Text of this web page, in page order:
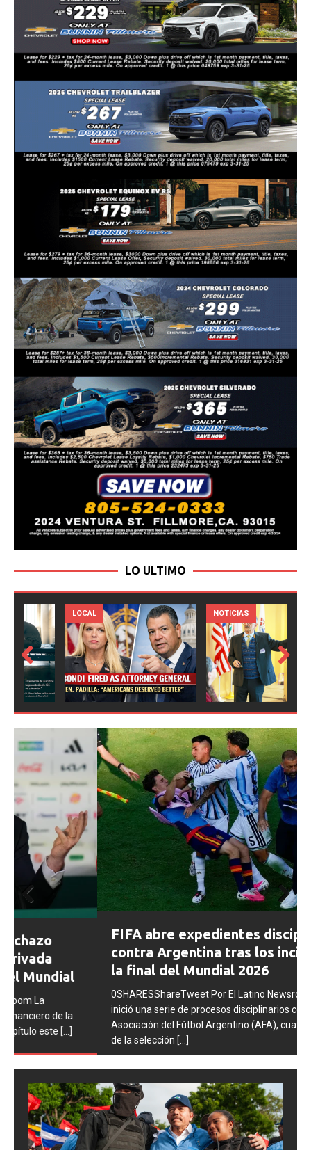
LO ULTIMO
LOCAL NOTICIAS
Prev
ious
Next
FIFA abre expedientes disciplinarios
contra Argentina tras los incidentes en
la final del Mundial 2026
0SHARESShareTweet Por El Latino Newsroom La FIFA
inició una serie de procesos disciplinarios contra la
Asociación del Fútbol Argentino (AFA), cuatro integrantes
de la selección
Prev
ious